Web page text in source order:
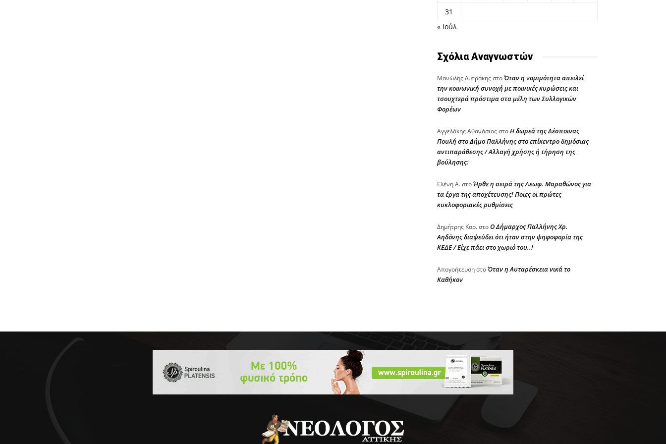
31
« Ιούλ
Σχόλια Αναγνωστών
Μανώλης ΛυτράκηςστοΌταν η νομιμότητα απειλεί
την κοινωνική συνοχή με ποινικές κυρώσεις και
τσουχτερά πρόστιμα στα μέλη των Συλλογικών
Φορέων
Αγγελάκης ΑθανάσιοςστοΗ δωρεά της Δέσποινας
Πουλή στο Δήμο Παλλήνης στο επίκεντρο δημόσιας
αντιπαράθεσης / Αλλαγή χρήσης ή τήρηση της
βούλησης;
Ελένη Α.στοΉρθε η σειρά της Λεωφ. Μαραθώνος για
τα έργα της αποχέτευσης! Ποιες οι πρώτες
κυκλοφοριακές ρυθμίσεις
Δημήτρης Καρ.στοΟ Δήμαρχος Παλλήνης Χρ.
Αηδόνης διαψεύδει ότι ήταν στην ψηφοφορία της
ΚΕΔΕ / Είχε πάει στο χωριό του..!
ΑπογοήτευσηστοΌταν η Αυταρέσκεια νικά το
Καθήκον